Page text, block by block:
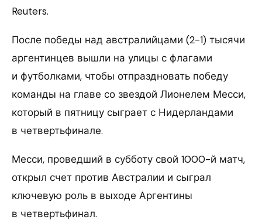
Reuters.
После победы над австралийцами (2-1) тысячи
аргентинцев вышли на улицы с флагами
и футболками, чтобы отпраздновать победу
команды на главе со звездой Лионелем Месси,
который в пятницу сыграет с Нидерландами
в четвертьфинале.
Месси, проведший в субботу свой 1000-й матч,
открыл счет против Австралии и сыграл
ключевую роль в выходе Аргентины
в четвертьфинал.